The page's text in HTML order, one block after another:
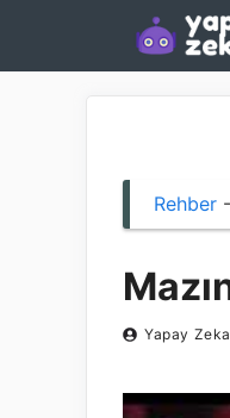
Rehber -
Yapay